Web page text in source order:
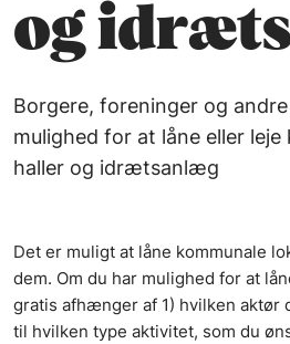
og
Borgere, foreninger og
mulighed for at låne eller leje
haller og idrætsanlæg
Det er muligt at låne kommunale
dem. Om du har mulighed for at
gratis afhænger af 1) hvilken aktør
til hvilken type aktivitet, som du